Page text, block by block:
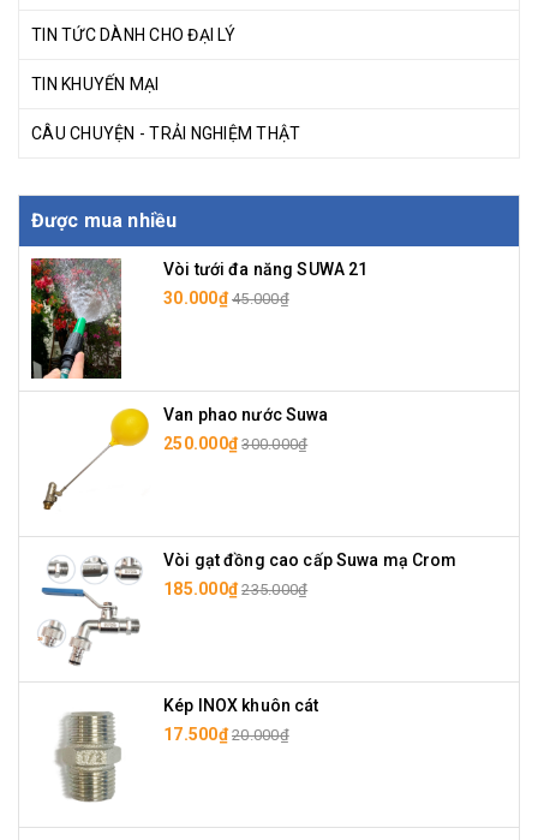
TIN TỨC DÀNH CHO ĐẠI LÝ
TIN KHUYẾN MẠI
CÂU CHUYỆN - TRẢI NGHIỆM THẬT
Được mua nhiều
Vòi tưới đa năng SUWA 21
30.000₫ 45.000₫
Van phao nước Suwa
250.000₫ 300.000₫
Vòi gạt đồng cao cấp Suwa mạ Crom
185.000₫ 235.000₫
Kép INOX khuôn cát
17.500₫ 20.000₫